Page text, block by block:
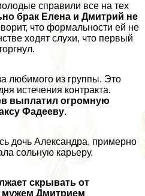
справили все на тех
бpaк Елена и Дмитрий не
что формальности ей не
ходят слухи, что первый
любимого из группы. Это
истечения контpaкта.
выплатил огромную
Фадееву.
дочь Александра, примерно
сольную карьеру.
скрывать от
мужем Дмитрием